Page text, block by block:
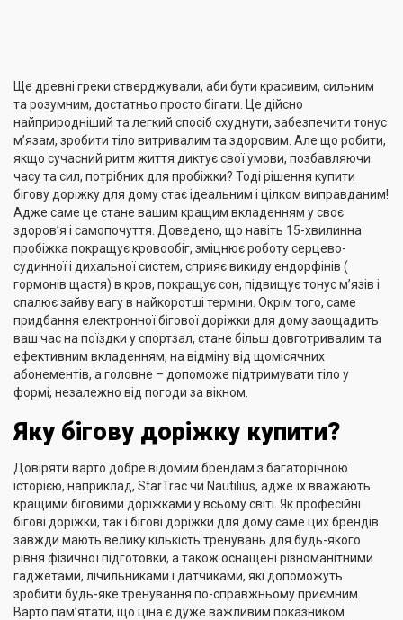
Ще древні греки стверджували, аби бути красивим, сильним
та розумним, достатньо просто бігати. Це дійсно
найприродніший та легкий спосіб схуднути, забезпечити тонус
м’язам, зробити тіло витривалим та здоровим. Але що робити,
якщо сучасний ритм життя диктує свої умови, позбавляючи
часу та сил, потрібних для пробіжки? Тоді рішення купити
бігову доріжку для дому стає ідеальним і цілком виправданим!
Адже саме це стане вашим кращим вкладенням у своє
здоров’я і самопочуття. Доведено, що навіть 15-хвилинна
пробіжка покращує кровообіг, зміцнює роботу серцево-
судинної і дихальної систем, сприяє викиду ендорфінів (
гормонів щастя) в кров, покращує сон, підвищує тонус м’язів і
спалює зайву вагу в найкоротші терміни. Окрім того, саме
придбання електронної бігової доріжки для дому заощадить
ваш час на поїздки у спортзал, стане більш довготривалим та
ефективним вкладенням, на відміну від щомісячних
абонементів, а головне – допоможе підтримувати тіло у
формі, незалежно від погоди за вікном.
Яку бігову доріжку купити?
Довіряти варто добре відомим брендам з багаторічною
історією, наприклад, StarTrac чи Nautilius, адже їх вважають
кращими біговими доріжками у всьому світі. Як професійні
бігові доріжки, так і бігові доріжки для дому саме цих брендів
завжди мають велику кількість тренувань для будь-якого
рівня фізичної підготовки, а також оснащені різноманітними
гаджетами, лічильниками і датчиками, які допоможуть
зробити будь-яке тренування по-справжньому приємним.
Варто пам’ятати, що ціна є дуже важливим показником